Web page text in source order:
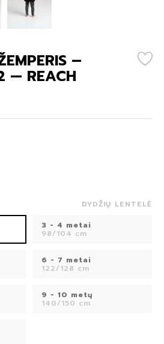
–
— REACH
DYDŽIŲ LENTELĖ
3 - 4 metai
98/104 cm
6 - 7 metai
122/128 cm
9 - 10 metų
140/150 cm